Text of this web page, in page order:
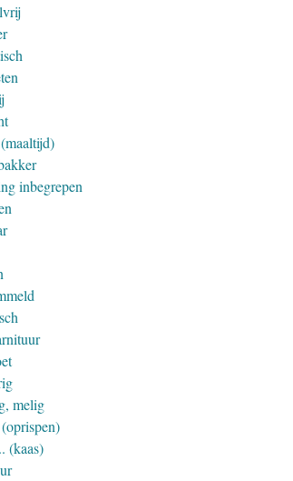
inbegrepen
melig
(kaas)